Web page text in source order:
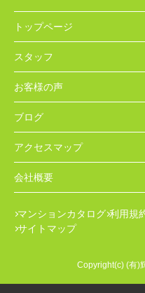
トップページ
スタッフ
お客様の声
ブログ
アクセスマップ
会社概要
マンションカタログ 利用規
サイトマップ
Copyright(c) (有)